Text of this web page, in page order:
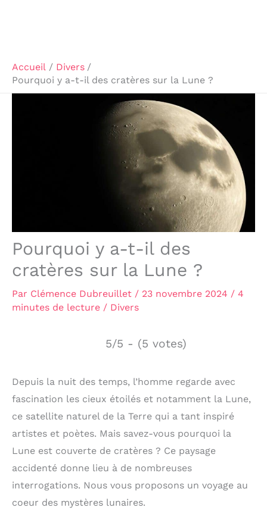
Accueil
Divers
Pourquoi y a-t-il des cratères sur la Lune ?
Pourquoi y a-t-il des
cratères sur la Lune ?
Par Clémence Dubreuillet / 23 novembre 2024 / 4
minutes de lecture / Divers
5/5 - (5 votes)
Depuis la nuit des temps, l’homme regarde avec
fascination les cieux étoilés et notamment la Lune,
ce satellite naturel de la Terre qui a tant inspiré
artistes et poètes. Mais savez-vous pourquoi la
Lune est couverte de cratères ? Ce paysage
accidenté donne lieu à de nombreuses
interrogations. Nous vous proposons un voyage au
coeur des mystères lunaires.